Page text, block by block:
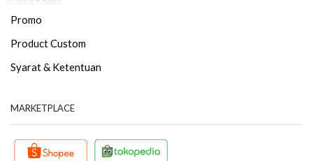
Promo
Product Custom
Syarat & Ketentuan
MARKETPLACE